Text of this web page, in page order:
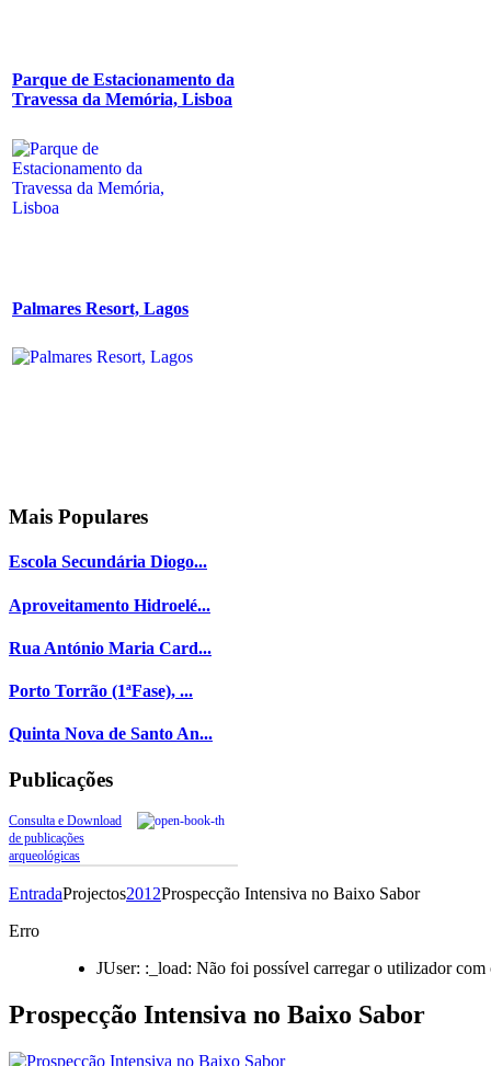
Parque de Estacionamento da
Travessa da Memória, Lisboa
Palmares Resort, Lagos
Mais Populares
Escola Secundária Diogo...
Aproveitamento Hidroelé...
Rua António Maria Card...
Porto Torrão (1ªFase), ...
Quinta Nova de Santo An...
Publicações
Consulta e Download
de publicações
arqueológicas
EntradaProjectos2012Prospecção Intensiva no Baixo Sabor
Erro
JUser: :_load: Não foi possível carregar o utilizador
Prospecção Intensiva no Baixo Sabor